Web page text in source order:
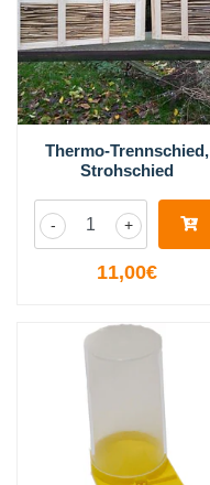
Thermo-Trennschied,
Strohschied
+
-
11,00€